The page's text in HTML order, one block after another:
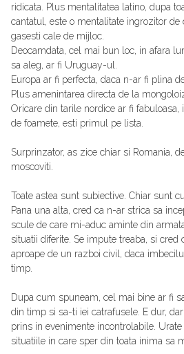
ridicata. Plus mentalitatea latino, dupa
cantatul, este o mentalitate ingrozitor de
gasesti cale de mijloc.
Deocamdata, cel mai bun loc, in afara
sa aleg, ar fi Uruguay-ul.
Europa ar fi perfecta, daca n-ar fi plina
Plus amenintarea directa de la
Oricare din tarile nordice ar fi
de foamete, esti primul pe lista.
Surprinzator, as zice chiar si Romania,
moscoviti.
Toate astea sunt subiective. Chiar sunt
Pana una alta, cred ca n-ar strica sa
scule de care mi-aduc aminte din
situatii diferite. Se impute treaba, si cred
aproape de un razboi civil, daca
timp.
Dupa cum spuneam, cel mai bine ar fi
din timp si sa-ti iei catrafusele. E dur,
prins in evenimente incontrolabile.
situatiile in care sper din toata inima sa